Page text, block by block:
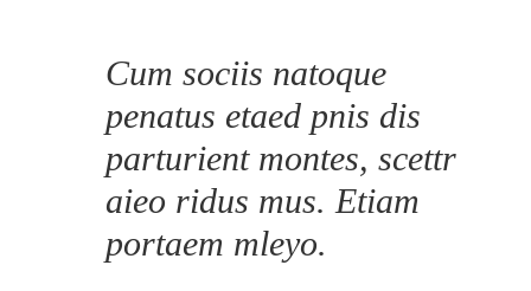
Cum sociis natoque
penatus etaed pnis dis
parturient montes, scettr
aieo ridus mus. Etiam
portaem mleyo.